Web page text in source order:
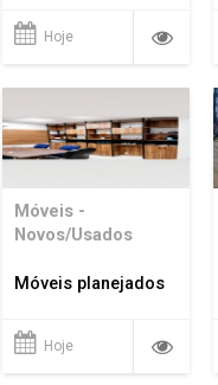
Hoje
Móveis -
Novos/Usados
Móveis planejados
Hoje